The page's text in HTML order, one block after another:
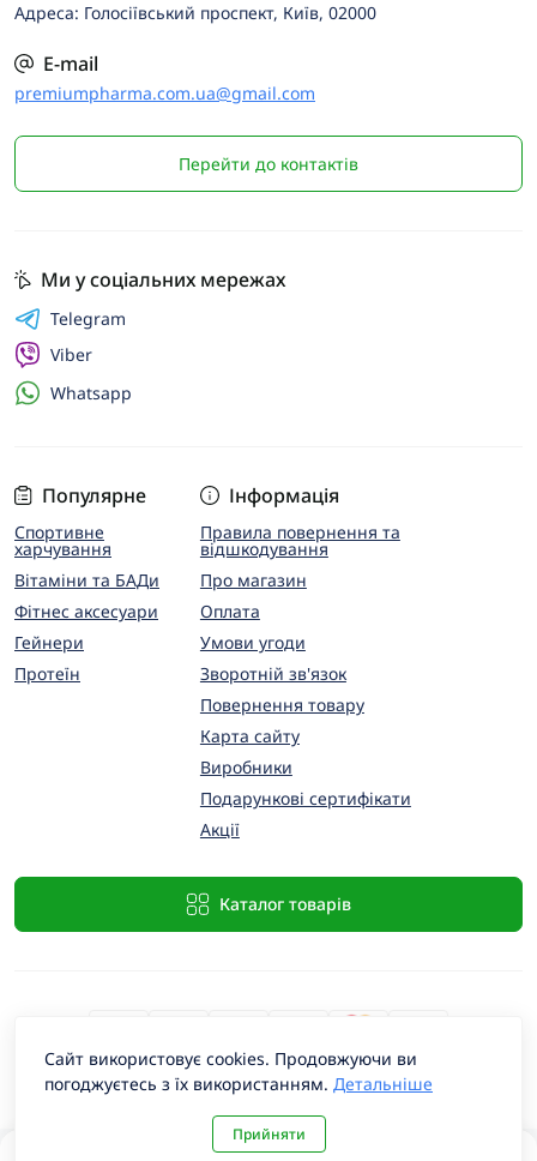
0
Адреса: Голосіївський проспект, Київ, 02000
E-mail
premiumpharma.com.ua@gmail.com
Перейти до контактів
Популярне
Спортивне
харчування
Вітаміни та БАДи
Фітнес аксесуари
Гейнери
Протеїн
Інформація
Правила повернення та
відшкодування
Про магазин
Оплата
Умови угоди
Зворотній зв'язок
Повернення товару
Карта сайту
Виробники
Подарункові сертифікати
Акції
Каталог товарів
Ми у соціальних мережах
Telegram
Viber
Whatsapp
PremiumProtein © 2026
Сайт використовує cookies. Продовжуючи ви
погоджуєтесь з їх використанням. Детальніше
Прийняти